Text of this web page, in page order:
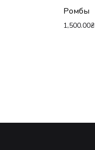
Ромбы
1,500.00₴